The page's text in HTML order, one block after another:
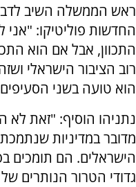
ראש הממשלה השיב
החדשות פוליטיקו: "אני
התכוון, אבל אם הוא
רוב הציבור הישראלי
הוא טועה בשני
נתניהו הוסיף: "זאת לא
מדובר במדיניות
הישראלים. הם תומכים
גדודי הטרור הנותרים